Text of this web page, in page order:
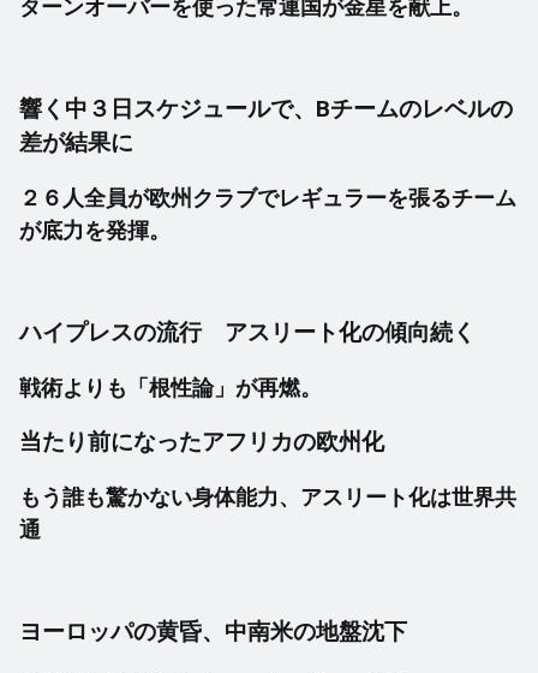
ターンオーバーを使った常連国が金星を献上。
響く中３日スケジュールで、Bチームのレベルの
差が結果に
２６人全員が欧州クラブでレギュラーを張るチーム
が底力を発揮。
ハイプレスの流行 アスリート化の傾向続く
戦術よりも「根性論」が再燃。
当たり前になったアフリカの欧州化
もう誰も驚かない身体能力、アスリート化は世界共
通
ヨーロッパの黄昏、中南米の地盤沈下